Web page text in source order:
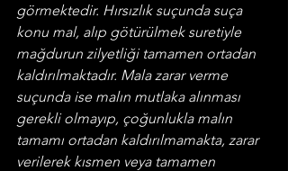
görmektedir. Hırsızlık suçunda suça
konu mal, alıp götürülmek suretiyle
mağdurun zilyetliği tamamen ortadan
kaldırılmaktadır. Mala zarar verme
suçunda ise malın mutlaka alınması
gerekli olmayıp, çoğunlukla malın
tamamı ortadan kaldırılmamakta, zarar
verilerek kısmen veya tamamen